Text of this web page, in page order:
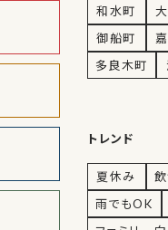
和水町
御船町
多良木町
トレンド
夏休み
雨でもOK